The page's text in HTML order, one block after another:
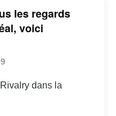
les regards
voici
dans la